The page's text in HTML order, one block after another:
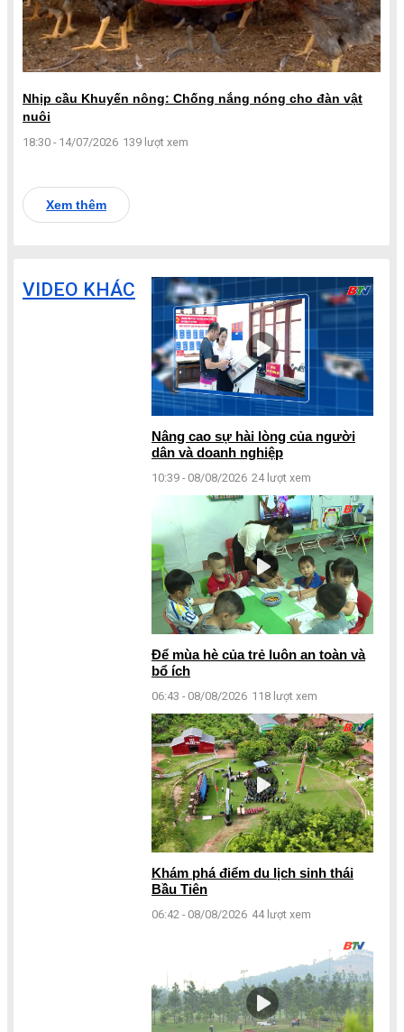
Nhịp cầu Khuyến nông: Chống nắng nóng cho đàn vật
nuôi
18:30 - 14/07/2026 139 lượt xem
Xem thêm
VIDEO KHÁC
Nâng cao sự hài lòng của người
dân và doanh nghiệp
10:39 - 08/08/2026 24 lượt xem
Để mùa hè của trẻ luôn an toàn và
bổ ích
06:43 - 08/08/2026 118 lượt xem
Khám phá điểm du lịch sinh thái
Bầu Tiên
06:42 - 08/08/2026 44 lượt xem